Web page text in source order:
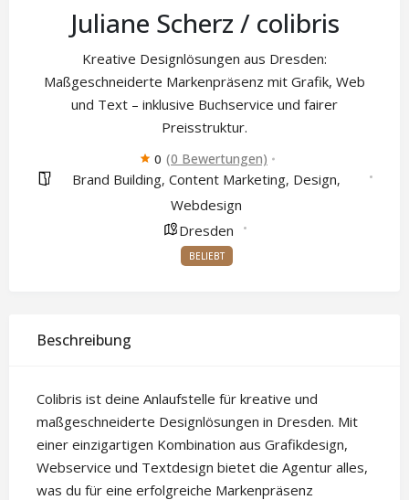
Juliane Scherz / colibris
Kreative Designlösungen aus Dresden:
Maßgeschneiderte Markenpräsenz mit Grafik, Web
und Text – inklusive Buchservice und fairer
Preisstruktur.
0 (0 Bewertungen)
Brand Building, Content Marketing, Design,
Webdesign
Dresden
BELIEBT
Beschreibung
Colibris ist deine Anlaufstelle für kreative und
maßgeschneiderte Designlösungen in Dresden. Mit
einer einzigartigen Kombination aus Grafikdesign,
Webservice und Textdesign bietet die Agentur alles,
was du für eine erfolgreiche Markenpräsenz